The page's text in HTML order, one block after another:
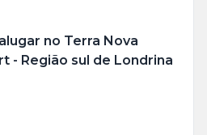
no Terra Nova
- Região sul de Londrina